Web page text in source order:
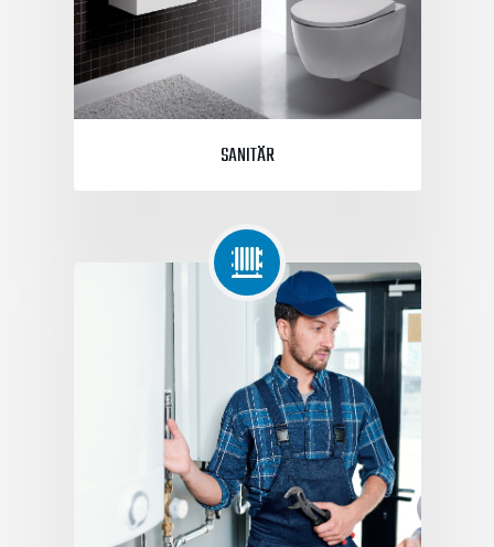
SANITÄR